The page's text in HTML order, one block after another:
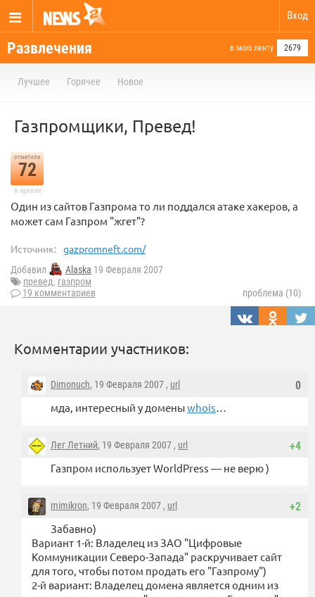
Вход
Развлечения в мою ленту 2679
Лучшее Горячее Новое
Газпромщики, Превед!
отметили
72
в архиве
Один из сайтов Газпрома то ли поддался атаке хакеров, а
может сам Газпром "жгет"?
Источник: gazpromneft.com/
Добавил Alaska 19 Февраля 2007
превед, газпром
19 комментариев
проблема (10)
Комментарии участников:
0
Dimonuch, 19 Февраля 2007 , url
мда, интересный у доменыwhois…
+4
Лег Летний, 19 Февраля 2007 , url
Газпром использует WorldPress — не верю )
+2
mimikron, 19 Февраля 2007 , url
Забавно)
Вариант 1-й: Владелец из ЗАО "Цифровые
Коммуникации Северо-Запада" раскручивает сайт
для того, чтобы потом продать его "Газпрому")
2-й вариант: Владелец домена является одним из